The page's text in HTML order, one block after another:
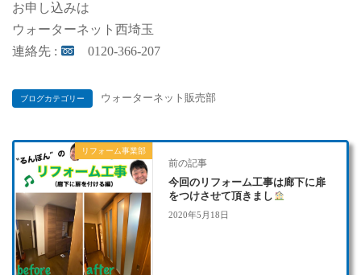
お申し込みは
ウォーターネット西埼玉
連絡先 :
0120-366-207
ブログカテゴリー ウォーターネット販売部
リフォーム事業部
前の記事
今回のリフォーム工事は廊下に扉
をつけさせて頂きまし
2020年5月18日